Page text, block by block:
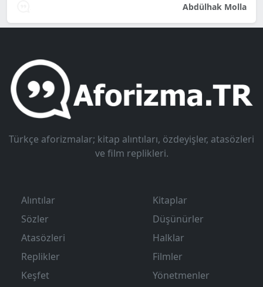
Abdülhak Molla
Türkçe aforizmalar; kitap alıntıları, özdeyişler, atasözleri
ve film replikleri.
Alıntılar
Sözler
Atasözleri
Replikler
Keşfet
Kitaplar
Düşünürler
Halklar
Filmler
Yönetmenler